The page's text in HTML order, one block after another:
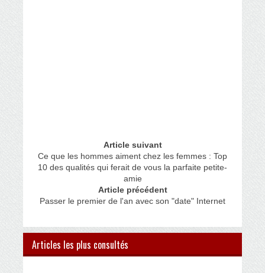
Article suivant
Ce que les hommes aiment chez les femmes : Top
10 des qualités qui ferait de vous la parfaite petite-
amie
Article précédent
Passer le premier de l'an avec son "date" Internet
Articles les plus consultés